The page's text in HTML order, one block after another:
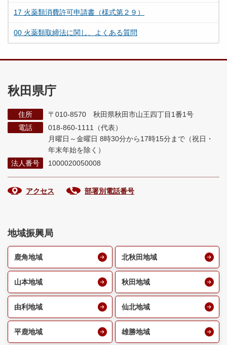
17 火薬類消費許可申請書（様式第２９）
00 火薬類取締法に関し、よくある質問
秋田県庁
住所
〒010-8570 秋田県秋田市山王四丁目1番1号
電話
018-860-1111（代表）
月曜日～金曜日 8時30分から17時15分まで （祝日・
年末年始を除く）
法人番号
1000020050008
アクセス 部署別電話番号
地域振興局
鹿角地域 北秋田地域
山本地域 秋田地域
由利地域 仙北地域
平鹿地域 雄勝地域